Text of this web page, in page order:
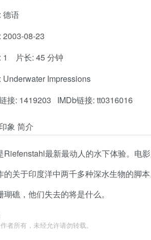
德语
2003-08-23
1 片长: 45 分钟
Underwater Impressions
接: 1419203 IMDb链接: tt0316016
象 简介
Riefenstahl最新最动人的水下体验。电
的关于印度洋中两千多种深水生物的脚
瑚礁，他们失去的将是什么。
者所有，未经允许请勿转载。